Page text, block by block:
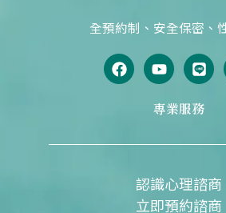
全預約制、安全保密、
F
a
c
o
Y
o
u
t
u
e
L
i
n
e
專業服務
認識心理諮商
立即預約諮商